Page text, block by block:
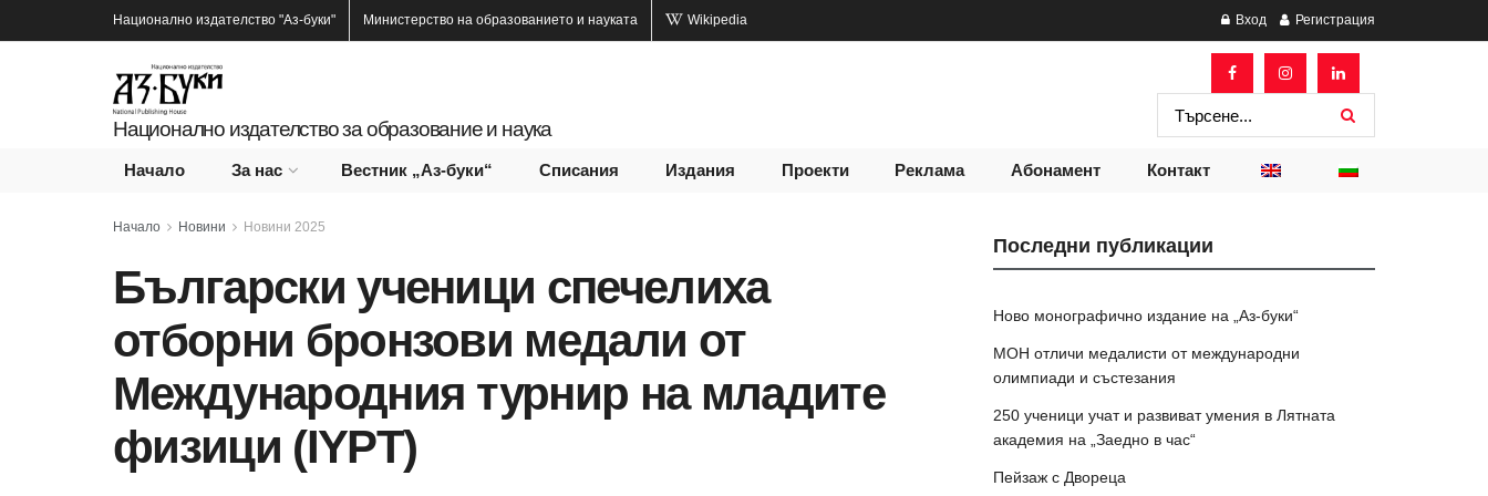
Национално издателство "Аз-буки" Министерство на образованието и науката Wikipedia Вход Регистрация
Национално издателство за образование и наука
Начало За нас Вестник „Аз-буки“ Списания Издания Проекти Реклама Абонамент Контакт
Начало Новини Новини 2025
Български ученици спечелиха
отборни бронзови медали от
Международния турнир на младите
физици (IYPT)
Последни публикации
Ново монографично издание на „Аз-буки“
МОН отличи медалисти от международни
олимпиади и състезания
250 ученици учат и развиват умения в Лятната
академия на „Заедно в час“
Пейзаж с Двореца